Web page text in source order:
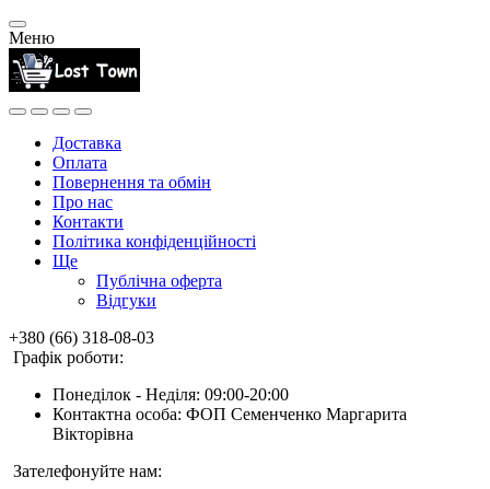
Меню
Доставка
Оплата
Повернення та обмін
Про нас
Контакти
Політика конфіденційності
Ще
Публічна оферта
Відгуки
+380 (66) 318-08-03
Графік роботи:
Понеділок - Неділя: 09:00-20:00
Контактна особа: ФОП Семенченко Маргарита
Вікторівна
Зателефонуйте нам: